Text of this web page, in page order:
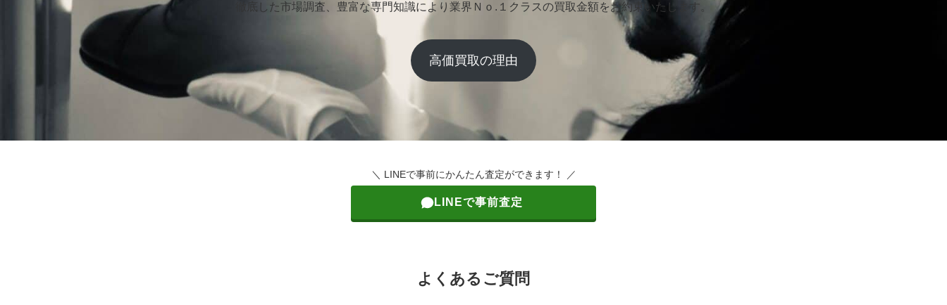
徹底した市場調査、豊富な専門知識により業界Ｎｏ.１クラスの買取金額をお約束いたします。
高価買取の理由
＼ LINEで事前にかんたん査定ができます！ ／
LINEで事前査定
よくあるご質問